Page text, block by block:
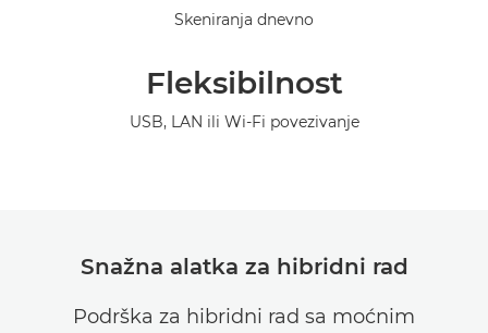
Skeniranja dnevno
Fleksibilnost
USB, LAN ili Wi-Fi povezivanje
Snažna alatka za hibridni rad
Podrška za hibridni rad sa moćnim